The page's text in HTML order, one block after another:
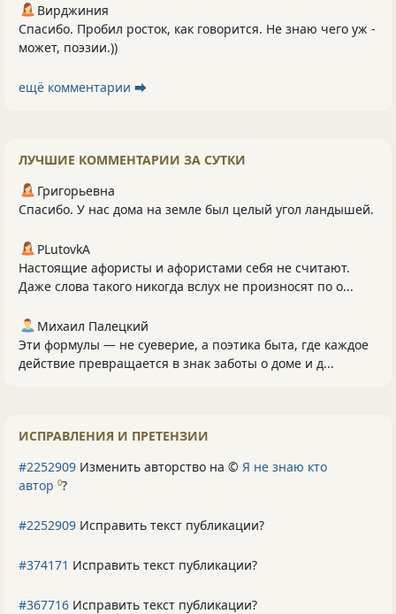
Вирджиния
Спасибо. Пробил росток, как говорится. Не знаю чего уж -
может, поэзии.))
ещё комментарии ⮕
ЛУЧШИЕ КОММЕНТАРИИ ЗА СУТКИ
Григорьевна
Спасибо. У нас дома на земле был целый угол ландышей.
PLutоvkА
Настоящие афористы и афористами себя не считают.
Даже слова такого никогда вслух не произносят по о...
Михаил Палецкий
Эти формулы — не суеверие, а поэтика быта, где каждое
действие превращается в знак заботы о доме и д...
ИСПРАВЛЕНИЯ И ПРЕТЕНЗИИ
#2252909 Изменить авторство на © Я не знаю кто
автор 0?
#2252909 Исправить текст публикации?
#374171 Исправить текст публикации?
#367716 Исправить текст публикации?